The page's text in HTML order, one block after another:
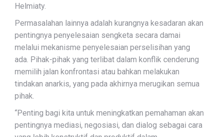
Helmiaty.
Permasalahan lainnya adalah kurangnya kesadaran akan
pentingnya penyelesaian sengketa secara damai
melalui mekanisme penyelesaian perselisihan yang
ada. Pihak-pihak yang terlibat dalam konflik cenderung
memilih jalan konfrontasi atau bahkan melakukan
tindakan anarkis, yang pada akhirnya merugikan semua
pihak.
“Penting bagi kita untuk meningkatkan pemahaman akan
pentingnya mediasi, negosiasi, dan dialog sebagai cara